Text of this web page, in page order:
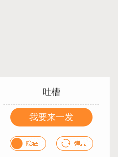
吐槽
我要来一发